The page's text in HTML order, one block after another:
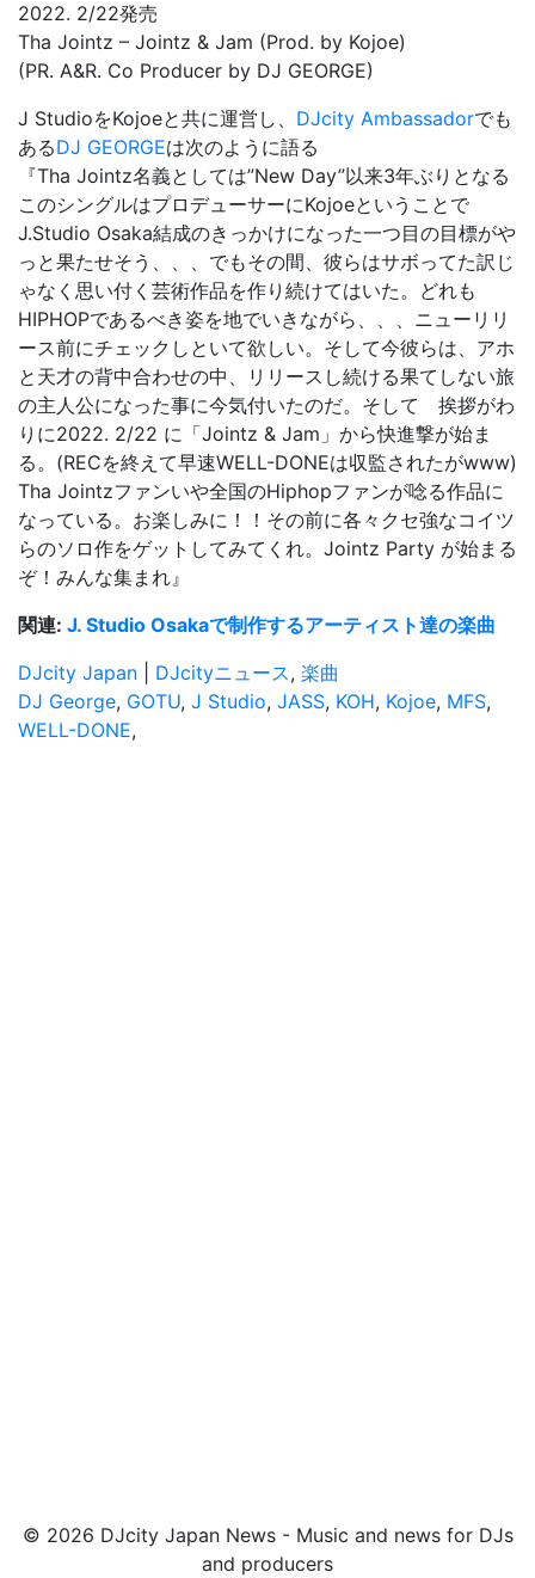
2022. 2/22発売
Tha Jointz – Jointz & Jam (Prod. by Kojoe)
(PR. A&R. Co Producer by DJ GEORGE)
J StudioをKojoeと共に運営し、 DJcity Ambassadorでも
あるDJ GEORGEは次のように語る
『Tha Jointz名義としては”New Day”以来3年ぶりとなる
このシングルはプロデューサーにKojoeということで
J.Studio Osaka結成のきっかけになった一つ目の目標がや
っと果たせそう、、、でもその間、彼らはサボってた訳じ
ゃなく思い付く芸術作品を作り続けてはいた。どれも
HIPHOPであるべき姿を地でいきながら、、、ニューリリ
ース前にチェックしといて欲しい。そして今彼らは、アホ
と天才の背中合わせの中、リリースし続ける果てしない旅
の主人公になった事に今気付いたのだ。そして 挨拶がわ
りに2022. 2/22 に「Jointz & Jam」から快進撃が始ま
る。(RECを終えて早速WELL-DONEは収監されたがwww)
Tha Jointzファンいや全国のHiphopファンが唸る作品に
なっている。お楽しみに！！その前に各々クセ強なコイツ
らのソロ作をゲットしてみてくれ。Jointz Party が始まる
ぞ！みんな集まれ』
関連: J. Studio Osakaで制作するアーティスト達の楽曲
DJcity Japan
DJcityニュース, 楽曲
DJ George, GOTU, J Studio, JASS, KOH, Kojoe, MFS,
WELL-DONE,
© 2026 DJcity Japan News - Music and news for DJs
and producers